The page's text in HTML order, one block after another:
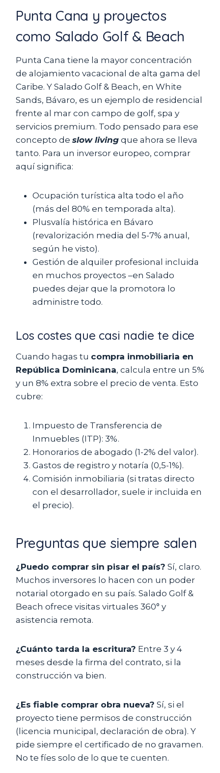
Punta Cana y proyectos
como Salado Golf & Beach
Punta Cana tiene la mayor concentración
de alojamiento vacacional de alta gama del
Caribe. Y Salado Golf & Beach, en White
Sands, Bávaro, es un ejemplo de residencial
frente al mar con campo de golf, spa y
servicios premium. Todo pensado para ese
concepto de slow living que ahora se lleva
tanto. Para un inversor europeo, comprar
aquí significa:
Ocupación turística alta todo el año
(más del 80% en temporada alta).
Plusvalía histórica en Bávaro
(revalorización media del 5-7% anual,
según he visto).
Gestión de alquiler profesional incluida
en muchos proyectos –en Salado
puedes dejar que la promotora lo
administre todo.
Los costes que casi nadie te dice
Cuando hagas tu compra inmobiliaria en
República Dominicana, calcula entre un 5%
y un 8% extra sobre el precio de venta. Esto
cubre:
Impuesto de Transferencia de
Inmuebles (ITP): 3%.
Honorarios de abogado (1-2% del valor).
Gastos de registro y notaría (0,5-1%).
Comisión inmobiliaria (si tratas directo
con el desarrollador, suele ir incluida en
el precio).
Preguntas que siempre salen
¿Puedo comprar sin pisar el país? Sí, claro.
Muchos inversores lo hacen con un poder
notarial otorgado en su país. Salado Golf &
Beach ofrece visitas virtuales 360° y
asistencia remota.
¿Cuánto tarda la escritura? Entre 3 y 4
meses desde la firma del contrato, si la
construcción va bien.
¿Es fiable comprar obra nueva? Sí, si el
proyecto tiene permisos de construcción
(licencia municipal, declaración de obra). Y
pide siempre el certificado de no gravamen.
No te fíes solo de lo que te cuenten.